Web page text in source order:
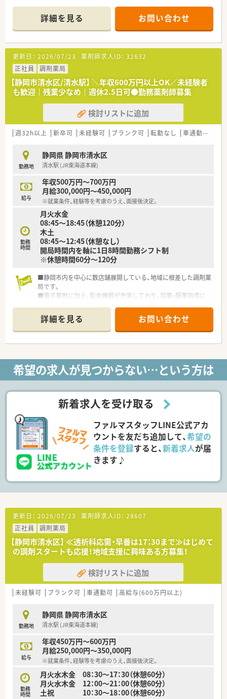
■約50枚/日の処方箋を応需しております。
≪ こんな会社です ≫
■法人概要
福岡県本社で全国に732店舗展開しています。医療機関へのリ
ース業から始まり、医療コンサルティングや医療機関の建て替え
サポートなども手掛ける企業です。
「質の高い医療」を提供したいという想いから、患者様の情報を
10年以上前からDr.にフィードバックする文化が根付いておりま
す。
■多彩なキャリアパス
公的機関の認定制度とは別に、社内の認定制度を設けており、
「がん」「腎臓」「小児」などの6つの分野へのスペシャリストを育
薬剤師としての専門性を高める以外にも、薬局運営や薬局経
営、また人事、教育、経営コンサルなどご自身の志向に合わせた
キャリアが描けます。
■研修制度充実
企業独自の「GOES」という社内等級制度を設けており、各試験
をクリアすることで昇給昇格する制度を導入しております。
またカフェテリア研修を設けており、「与えられる研修」では
なく、「自らが学びたい」と手を挙げて、研修を受けることができ
ます。
調剤業務の基礎的な研修から、接遇やクリエイティブな研修も多
数ご用意しております。
高い水準で子育てサポートに取り組んでいる企業として「プラ
チナくるみん」を認定を取得しています。
男性の育児休暇取得実績あり！
妊婦通院休暇：ご懐妊が確認されたときから定期検査に必要と
される通院のために取得できます。
妊婦短時間勤務：ご懐妊が確認されたときから出産日まで取得
できる制度です。
育児休業：ライフスタイルに合わせ、子が３歳になるまでの間
育児休業特別有給休暇：育児休業開始後5日間を特別有給休暇
として給与が支給されます。
看護休暇：小学校就学前の子を養育する方は、負傷・病気になっ
育児時間：生後満1歳に達しない新生児を育てる場合、1日2回、
1回30分の育児時間を取得できます。
短時間勤務／小学校1年を終了する年の3月31日まで利用可能
です。
※勤務実績が10年超えている社員は、 子が小学校３年終了す
る年の3月31日まで利用可能です。
■休暇制度や福利厚生面も充実
正社員であれば有給は入社時から付与。
得する事が可能です。
確定拠出年金：退職金制度として導入しており、老後の生活に
役立てるための年金制度があります。
長期所得保障保険制度：病気やケガで長期にわたって働けなく
なった場合に保険金が支給されます。
■全店でピッキングサポートシステムを標準導入
医療事務・登録販売者の在籍している店舗も多数あり、ピッキ
ング業務はほとんどを非薬剤師が行います。
服薬指導や患者様の会話に集中できる環境が魅力です。
■調剤薬局のご経験がない方、ブランクのある方
■１人薬剤師などは避けて、周りに質問できる環境で働きたい方
を求める方
詳細を見る お問い合わせ
更新日： 2026/07/23 薬剤師求人ID： 32632
正社員
調剤薬局
【静岡市清水区/清水駅】 ＼年収600万円以上OK／未経験者
も歓迎｜残業少なめ｜週休2.5日可●勤務薬剤師募集
検討リストに追加
週32h以上 新卒可 未経験可 ブランク可 転勤なし 車通勤可
勤務地
静岡県 静岡市清水区
清水駅 (JR東海道本線)
給与
年収500万円～700万円
月給300,000円～450,000円
※就業条件、経験等を考慮のうえ、面接後決定。
勤務
時間
月火水金
08:45～18:45（休憩120分）
木土
08:45～12:45（休憩なし）
開局時間内を軸に1日8時間勤務シフト制
※休憩時間60分～120分
■静岡市内を中心に数店舗展開している、地域に根差した調剤薬
局です。
■電子薬歴に加え、監査機器が充実しており、投薬・服薬指導に
■患者層は比較的高齢者層が多いですが、笑顔で雑談も交えつつ
対応されております。
詳細を見る お問い合わせ
希望の求人が見つからない…という方は
新着求人を受け取る
ファルマスタッフLINE公式アカ
ウントを友だち追加して、希望の
条件を登録すると、新着求人が届
きます♪
更新日： 2026/07/23 薬剤師求人ID： 28607
正社員
調剤薬局
【静岡市清水区】 ≪透析科応需・早番は17：30まで≫はじめて
の調剤スタートも応援！地域支援に興味ある方募集！
検討リストに追加
未経験可 ブランク可 車通勤可 高給与(600万円以上)
勤務地
静岡県 静岡市清水区
清水駅 (JR東海道本線)
給与
年収450万円～600万円
月給250,000円～350,000円
※就業条件、経験等を考慮のうえ、面接後決定。
勤務
時間
月火水木金 08：30～17：30（休憩60分）
月火水木金 12：00～21：00（休憩60分）
土祝 10：30～18：00（休憩60分）